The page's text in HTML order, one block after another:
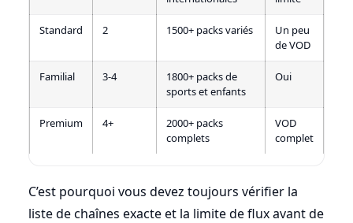
Standard 2 1500+ packs variés
Un peu
de VOD
Familial 3-4
1800+ packs de
sports et enfants
Oui
Premium 4+
2000+ packs
complets
VOD
complet
C’est pourquoi vous devez toujours vérifier la
liste de chaînes exacte et la limite de flux avant de